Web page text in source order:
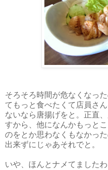
そろそろ時間が危なくなっ
てもっと食べたくて店員さ
ないなら唐揚げをと。正直
すから、他になんかもっと
のをとか思わなくもなかっ
出来ずにじゃあそれでと。
いや、ほんとナメてました